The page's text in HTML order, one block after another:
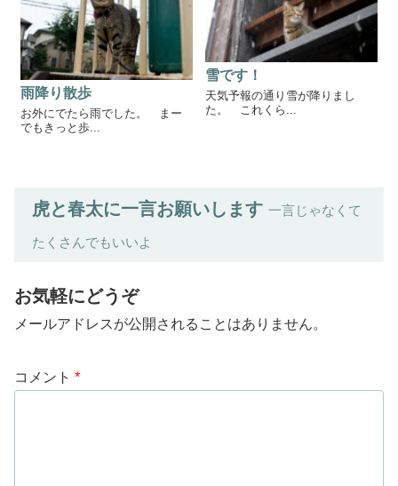
雨降り散歩
お外にでたら雨でした。 まー
でもきっと歩...
雪です！
天気予報の通り雪が降りまし
た。 これくら...
虎と春太に一言お願いします 一言じゃなくて
たくさんでもいいよ
お気軽にどうぞ
メールアドレスが公開されることはありません。
コメント *